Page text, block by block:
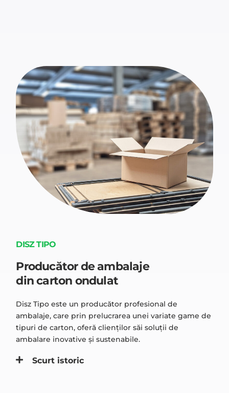
DISZ TIPO
Producător de ambalaje
din carton ondulat
Disz Tipo este un producător profesional de
ambalaje, care prin prelucrarea unei variate game de
tipuri de carton, oferă clienților săi soluții de
ambalare inovative și sustenabile.
Scurt istoric